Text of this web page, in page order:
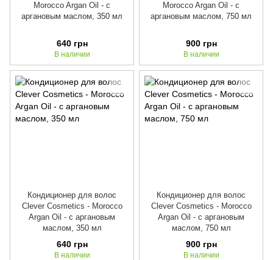
Morocco Argan Oil - с
аргановым маслом, 350 мл
640 грн
В наличии
Morocco Argan Oil - с
аргановым маслом, 750 мл
900 грн
В наличии
Кондиционер для волос
Clever Cosmetics - Morocco
Argan Oil - с аргановым
маслом, 350 мл
640 грн
В наличии
Кондиционер для волос
Clever Cosmetics - Morocco
Argan Oil - с аргановым
маслом, 750 мл
900 грн
В наличии